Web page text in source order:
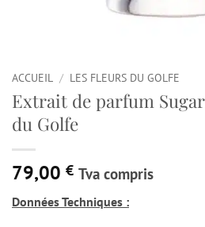
ACCUEIL / LES FLEURS DU GOLFE
Extrait de parfum
du Golfe
79,00 € Tva compris
Données Techniques :